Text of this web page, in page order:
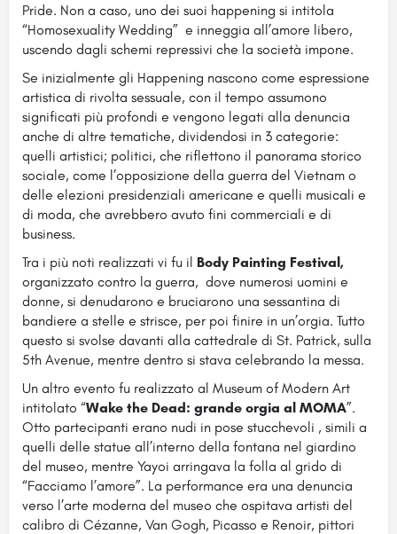
Pride. Non a caso, uno dei suoi happening si intitola
“Homosexuality Wedding” e inneggia all’amore libero,
uscendo dagli schemi repressivi che la società impone.
Se inizialmente gli Happening nascono come espressione
artistica di rivolta sessuale, con il tempo assumono
significati più profondi e vengono legati alla denuncia
anche di altre tematiche, dividendosi in 3 categorie:
quelli artistici; politici, che riflettono il panorama storico
sociale, come l’opposizione della guerra del Vietnam o
delle elezioni presidenziali americane e quelli musicali e
di moda, che avrebbero avuto fini commerciali e di
business.
Tra i più noti realizzati vi fu il Body Painting Festival,
organizzato contro la guerra, dove numerosi uomini e
donne, si denudarono e bruciarono una sessantina di
bandiere a stelle e strisce, per poi finire in un’orgia. Tutto
questo si svolse davanti alla cattedrale di St. Patrick, sulla
5th Avenue, mentre dentro si stava celebrando la messa.
Un altro evento fu realizzato al Museum of Modern Art
intitolato “Wake the Dead: grande orgia al MOMA”.
Otto partecipanti erano nudi in pose stucchevoli , simili a
quelli delle statue all’interno della fontana nel giardino
del museo, mentre Yayoi arringava la folla al grido di
“Facciamo l’amore”. La performance era una denuncia
verso l’arte moderna del museo che ospitava artisti del
calibro di Cézanne, Van Gogh, Picasso e Renoir, pittori